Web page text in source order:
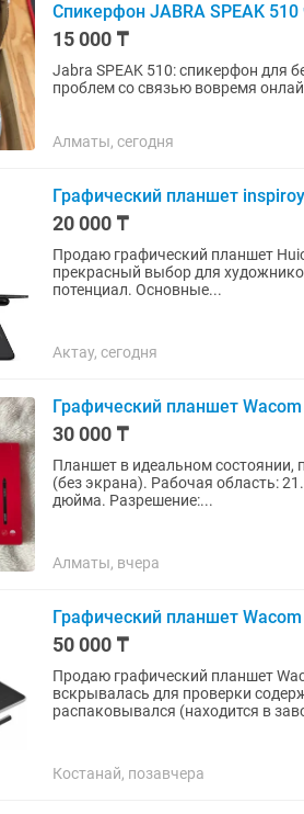
Спикерфон JABRA SPEAK
15 000 ₸
Jabra SPEAK 510: спикерфон для
проблем со связью вовремя
Алматы, сегодня
Графический планшет
20 000 ₸
Продаю графический планшет
прекрасный выбор для
потенциал. Основные...
Актау, сегодня
Графический планшет
30 000 ₸
Планшет в идеальном состоянии, пользовалась 2 раза.
(без экрана). Рабочая область:
дюйма. Разрешение:...
Алматы, вчера
Графический планшет
50 000 ₸
Продаю графический планшет Wacom One Medium.
вскрывалась для проверки
распаковывался (находится в
Костанай, позавчера